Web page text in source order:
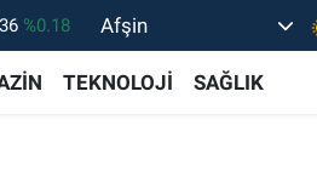
%0.18
%0.32
Afşin
TEKNOLOJİ SAĞLIK